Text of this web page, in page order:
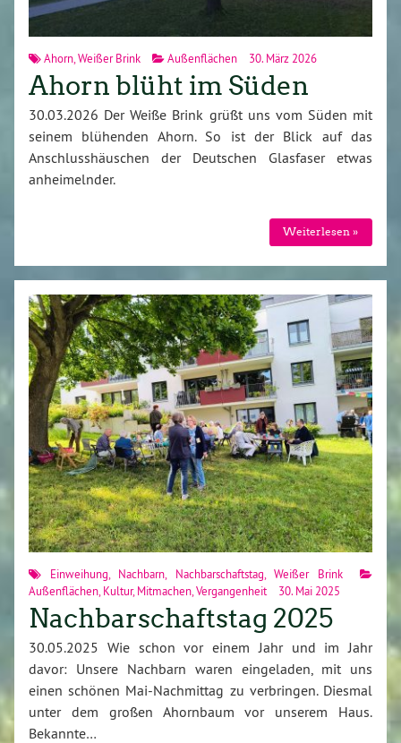
Ahorn,Weißer Brink Außenflächen 30. März 2026
Ahorn blüht im Süden
30.03.2026 Der Weiße Brink grüßt uns vom Süden mit
seinem blühenden Ahorn. So ist der Blick auf das
Anschlusshäuschen der Deutschen Glasfaser etwas
anheimelnder.
Weiterlesen »
Einweihung Nachbarn Nachbarschaftstag
Weißer Brink
Außenflächen Kultur, Mitmachen Vergangenheit 30. Mai 2025
Nachbarschaftstag 2025
30.05.2025 Wie schon vor einem Jahr und im Jahr
davor: Unsere Nachbarn waren eingeladen, mit uns
einen schönen Mai-Nachmittag zu verbringen. Diesmal
unter dem großen Ahornbaum vor unserem Haus.
Bekannte…